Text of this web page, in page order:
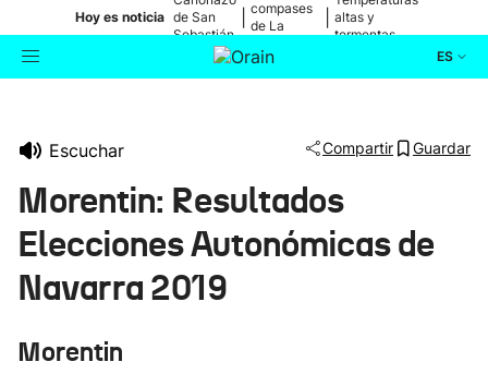
Hoy es noticia de San
Sebastián
compases
de La
altas y
tormentas
ES
Ikusmiran
Escuchar Compartir Guardar
Morentin: Resultados
Elecciones Autonómicas de
Navarra 2019
Morentin